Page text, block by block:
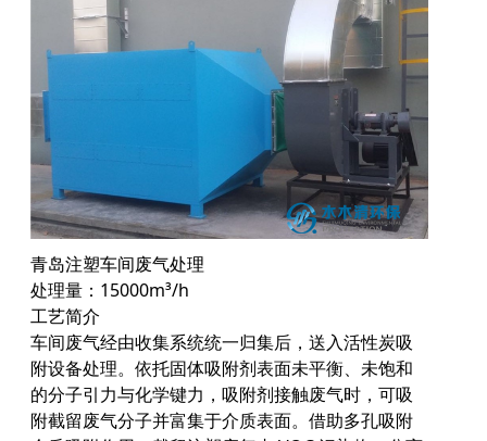
青岛注塑车间废气处理
处理量：15000m³/h
工艺简介
车间废气经由收集系统统一归集后，送入活性炭吸
附设备处理。依托固体吸附剂表面未平衡、未饱和
的分子引力与化学键力，吸附剂接触废气时，可吸
附截留废气分子并富集于介质表面。借助多孔吸附